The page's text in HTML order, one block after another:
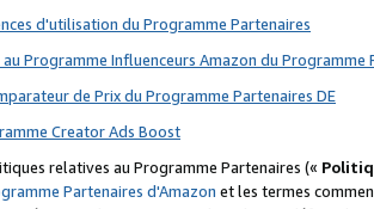
d'utilisation du Programme Partenaires
Programme Influenceurs Amazon du Programme
de Prix du Programme Partenaires DE
Creator Ads Boost
relatives au Programme Partenaires («
Partenaires d'Amazon et les termes